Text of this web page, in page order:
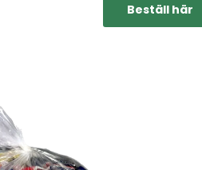
Beställ här